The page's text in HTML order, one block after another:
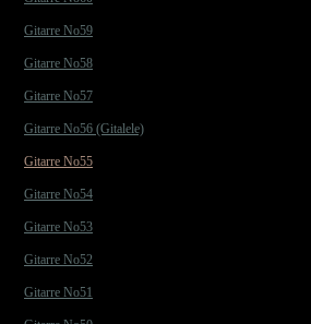
Gitarre No59
Gitarre No58
Gitarre No57
Gitarre No56 (Gitalele)
Gitarre No55
Gitarre No54
Gitarre No53
Gitarre No52
Gitarre No51